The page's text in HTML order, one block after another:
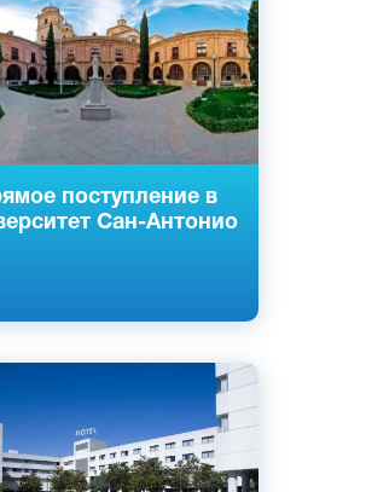
поступление в
Сан-Антонио
Мурсия, Испания
Испания